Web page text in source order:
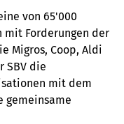
von 65'000
mit Forderungen der
Migros, Coop, Aldi
SBV die
mit dem
gemeinsame